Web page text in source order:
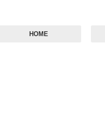
HOME